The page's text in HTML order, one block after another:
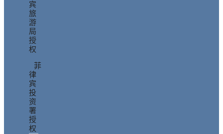
宾
旅
游
局
授
权
菲
律
宾
投
资
署
授
权